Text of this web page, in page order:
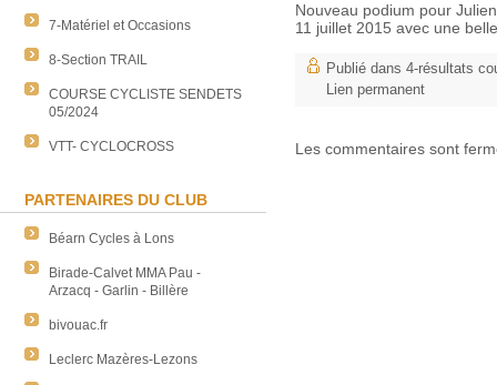
7-Matériel et Occasions
8-Section TRAIL
COURSE CYCLISTE SENDETS
05/2024
VTT- CYCLOCROSS
PARTENAIRES DU CLUB
Béarn Cycles à Lons
Birade-Calvet MMA Pau -
Arzacq - Garlin - Billère
bivouac.fr
Leclerc Mazères-Lezons
Nouveau podium pour
11 juillet 2015 avec une
Publié dans 4-résultats
Lien permanent
Les commentaires sont